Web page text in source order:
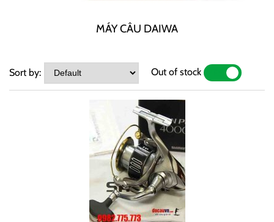
MÁY CÂU DAIWA
Sort by: Out of stock